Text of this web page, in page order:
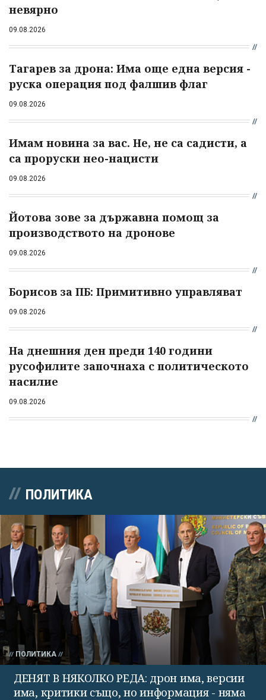
невярно
09.08.2026
Тагарев за дрона: Има още една версия -
руска операция под фалшив флаг
09.08.2026
Имам новина за вас. Не, не са садисти, а
са проруски нео-нацисти
09.08.2026
Йотова зове за държавна помощ за
производството на дронове
09.08.2026
Борисов за ПБ: Примитивно управляват
09.08.2026
На днешния ден преди 140 години
русофилите започнаха с политическото
насилие
09.08.2026
ПОЛИТИКА
ПОЛИТИКА
ДЕНЯТ В НЯКОЛКО РЕДА: дрон има, версии
има, критики също, но информация - няма